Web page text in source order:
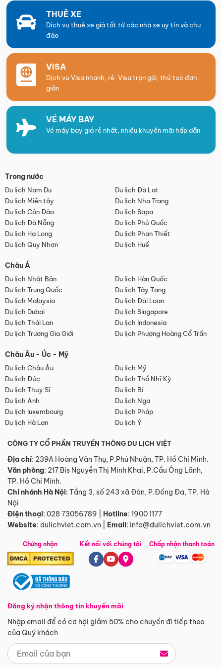
THUÊ XE
Dịch vụ thuê xe giá tốt từ các nhà xe uy tín và chu
đáo
VISA
Dịch vụ Visa nhanh, rẻ. Visa trọn gói, thủ tục đơn
giản
VÉ MÁY BAY
Vé máy bay giá rẻ nhất, nhiều khuyến mãi hấp dẫn
Trong nước
Du lịch Nam Du
Du lịch Đà Lạt
Du lịch Miền tây
Du lịch Nha Trang
Du lịch Côn Đảo
Du lịch Sapa
Du lịch Đà Nẵng
Du lịch Phú Quốc
Du lịch Hạ Long
Du lịch Phan Thiết
Du lịch Quy Nhơn
Du lịch Huế
Châu Á
Du lịch Nhật Bản
Du lịch Hàn Quốc
Du lịch Trung Quốc
Du lịch Tây Tạng
Du lịch Malaysia
Du lịch Đài Loan
Du lịch Dubai
Du lịch Singapore
Du lịch Thái Lan
Du lịch Indonesia
Du lịch Trương Gia Giới
Du lịch Phượng Hoàng Cổ Trấn
Châu Âu - Úc - Mỹ
Du lịch Châu Âu
Du lịch Mỹ
Du lịch Đức
Du lịch Thổ Nhĩ Kỳ
Du lịch Thụy Sĩ
Du lịch Bỉ
Du lịch Anh
Du lịch Nga
Du lịch luxembourg
Du lịch Pháp
Du lịch Hà Lan
Du lịch Ý
CÔNG TY CỔ PHẦN TRUYỀN THÔNG DU LỊCH VIỆT
Địa chỉ: 239A Hoàng Văn Thụ, P.Phú Nhuận, TP. Hồ Chí Minh.
Văn phòng: 217 Bis Nguyễn Thị Minh Khai, P.Cầu Ông Lãnh,
TP. Hồ Chí Minh.
Chi nhánh Hà Nội: Tầng 3, số 243 xã Đàn, P.Đống Đa, TP. Hà
Nội
Điện thoại: 028 73056789 Hotline: 1900 1177
Website: dulichviet.com.vn Email: info@dulichviet.com.vn
Chứng nhận
Đăng ký nhận thông tin khuyến mãi
Nhập email để có cơ hội giảm 50% cho chuyến đi tiếp theo
của Quý khách
Kết nối với chúng tôi Chấp nhận thanh toán